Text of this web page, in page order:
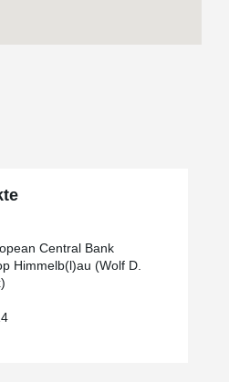
Central Bank
Himmelb(l)au (Wolf D.